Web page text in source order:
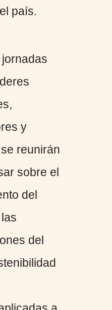
país.
y
reunirán
sobre el
del
del